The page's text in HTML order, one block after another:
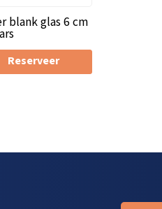
blank glas 6 cm
Reserveer